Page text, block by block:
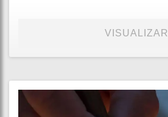
VISUALIZAR